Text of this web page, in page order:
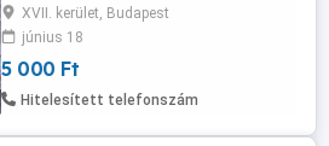
XVII. kerület, Budapest
június 18
5 000 Ft
Hitelesített telefonszám